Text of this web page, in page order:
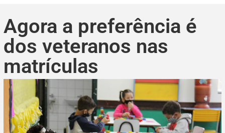
Agora a preferência é
dos veteranos nas
matrículas